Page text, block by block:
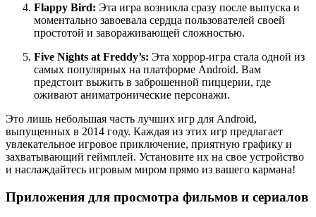
Flappy Bird: Эта игра возникла сразу после выпуска и
моментально завоевала сердца пользователей своей
простотой и завораживающей сложностью.
Five Nights at Freddy’s: Эта хоррор-игра стала одной из
самых популярных на платформе Android. Вам
предстоит выжить в заброшенной пиццерии, где
оживают аниматронические персонажи.
Это лишь небольшая часть лучших игр для Android,
выпущенных в 2014 году. Каждая из этих игр предлагает
увлекательное игровое приключение, приятную графику и
захватывающий геймплей. Установите их на свое устройство
и наслаждайтесь игровым миром прямо из вашего кармана!
Приложения для просмотра фильмов и сериалов